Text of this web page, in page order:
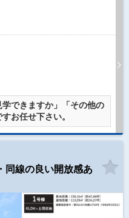
学できますか」「その他の
お任せ下さい。
線の良い開放感あ